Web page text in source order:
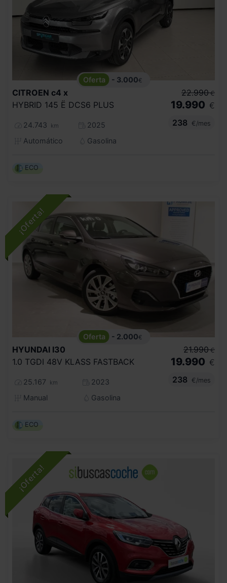
- 3.000€
CITROEN c4 x
HYBRID 145 Ë DCS6 PLUS
24.743 km
2025
Automático
Gasolina
22.990 €
19.990 €
238
€/mes
ECO
- 2.000€
HYUNDAI I30
1.0 TGDI 48V KLASS FASTBACK
25.167 km
2023
Manual
Gasolina
21.990 €
19.990 €
238
€/mes
ECO